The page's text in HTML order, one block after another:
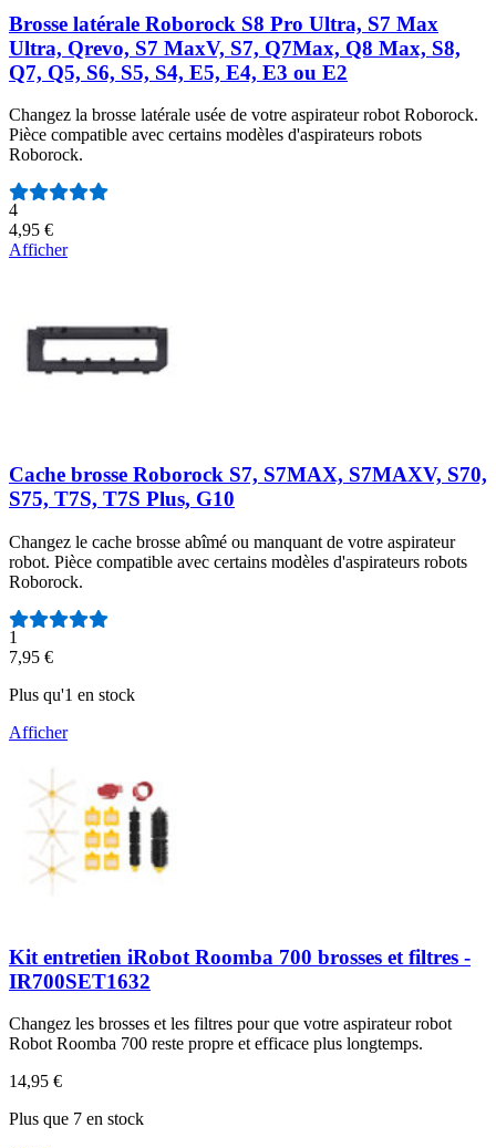
Brosse latérale Roborock S8 Pro Ultra, S7 Max
Ultra, Qrevo, S7 MaxV, S7, Q7Max, Q8 Max, S8,
Q7, Q5, S6, S5, S4, E5, E4, E3 ou E2
Changez la brosse latérale usée de votre aspirateur robot Roborock.
Pièce compatible avec certains modèles d'aspirateurs robots
Roborock.
Nombre d'avis :
4
4,95 €
Afficher
Cache brosse Roborock S7, S7MAX, S7MAXV, S70,
S75, T7S, T7S Plus, G10
Changez le cache brosse abîmé ou manquant de votre aspirateur
robot. Pièce compatible avec certains modèles d'aspirateurs robots
Roborock.
Nombre d'avis :
1
7,95 €
Plus qu'1 en stock
Afficher
Kit entretien iRobot Roomba 700 brosses et filtres -
IR700SET1632
Changez les brosses et les filtres pour que votre aspirateur robot
Robot Roomba 700 reste propre et efficace plus longtemps.
14,95 €
Plus que 7 en stock